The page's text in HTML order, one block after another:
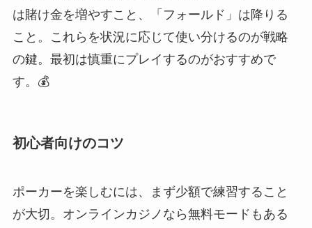
は賭け金を増やすこと、「フォールド」は降りる
こと。これらを状況に応じて使い分けるのが戦略
の鍵。最初は慎重にプレイするのがおすすめで
す。💰
初心者向けのコツ
ポーカーを楽しむには、まず少額で練習すること
が大切。オンラインカジノなら無料モードもある